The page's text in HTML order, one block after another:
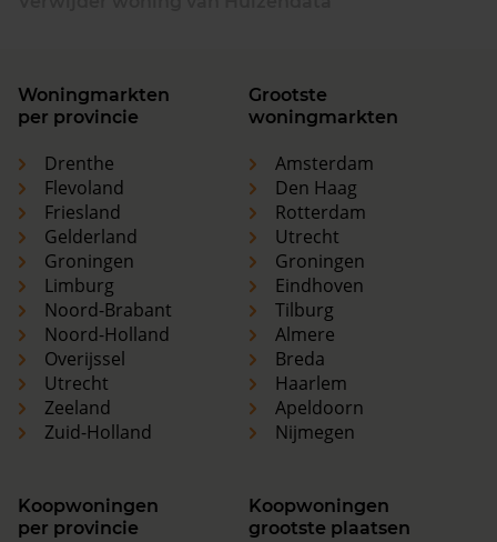
Woningmarkten
per provincie
Drenthe
Flevoland
Friesland
Gelderland
Groningen
Limburg
Noord-Brabant
Noord-Holland
Overijssel
Utrecht
Zeeland
Zuid-Holland
Grootste
woningmarkten
Amsterdam
Den Haag
Rotterdam
Utrecht
Groningen
Eindhoven
Tilburg
Almere
Breda
Haarlem
Apeldoorn
Nijmegen
Koopwoningen
per provincie
Koopwoningen
grootste plaatsen